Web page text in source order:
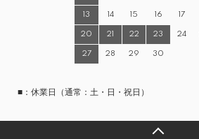
13 14 15 16 17
20 21 22 23 24
27 28 29 30
■：休業日（通常：土・日・祝日）